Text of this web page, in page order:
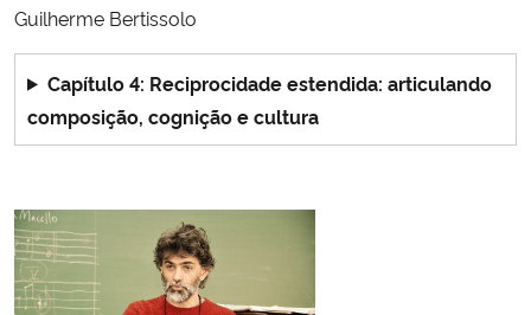
Guilherme Bertissolo
Capítulo 4: Reciprocidade estendida: articulando
composição, cognição e cultura